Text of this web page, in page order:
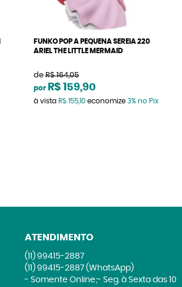
FUNKO POP A PEQUENA SEREIA 220
ARIEL THE LITTLE MERMAID
de R$ 164,05
por R$ 159,90
à vista R$ 155,10 economize 3% no Pix
ATENDIMENTO
(11) 99415-2887
(11) 99415-2887 (WhatsApp)
- Somente Online;- Seg. à Sexta das 10